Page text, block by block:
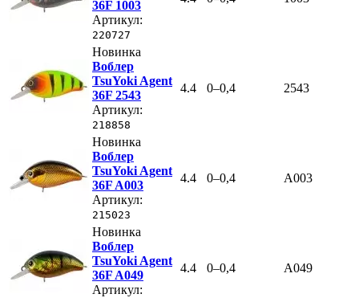
36F 1003
Артикул:
220727
Новинка
Воблер
TsuYoki Agent
36F 2543
Артикул:
218858
4.4 0–0,4 2543
Новинка
Воблер
TsuYoki Agent
36F A003
Артикул:
215023
4.4 0–0,4 A003
Новинка
Воблер
TsuYoki Agent
36F A049
Артикул:
4.4 0–0,4 A049